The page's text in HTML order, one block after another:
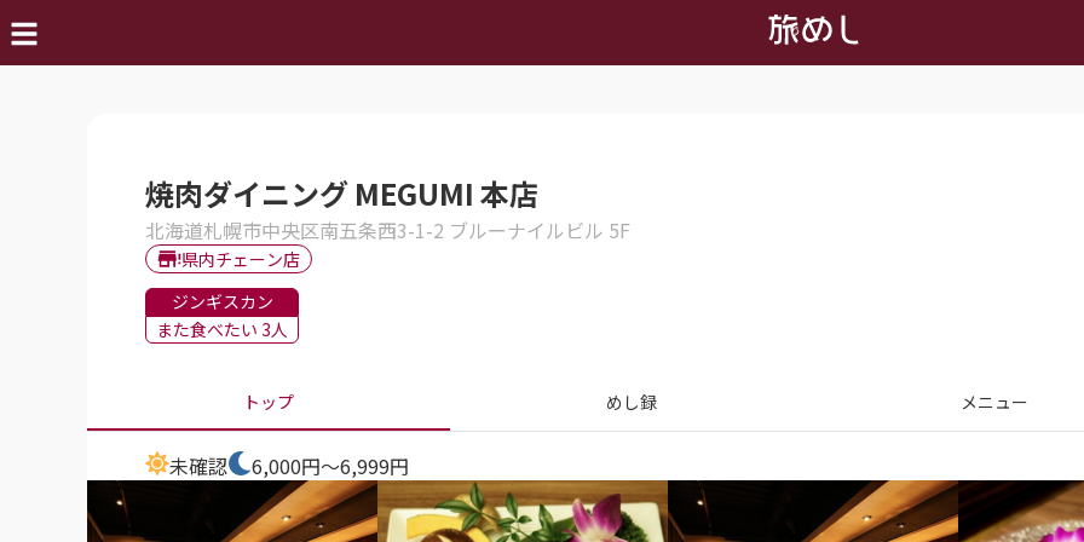
焼肉ダイニング MEGUMI 本店
北海道札幌市中央区南五条西3-1-2 ブルーナイルビル 5F
県内チェーン店
ジンギスカン
また食べたい 3人
トップ めし録 メニュー
未確認 6,000円～6,999円